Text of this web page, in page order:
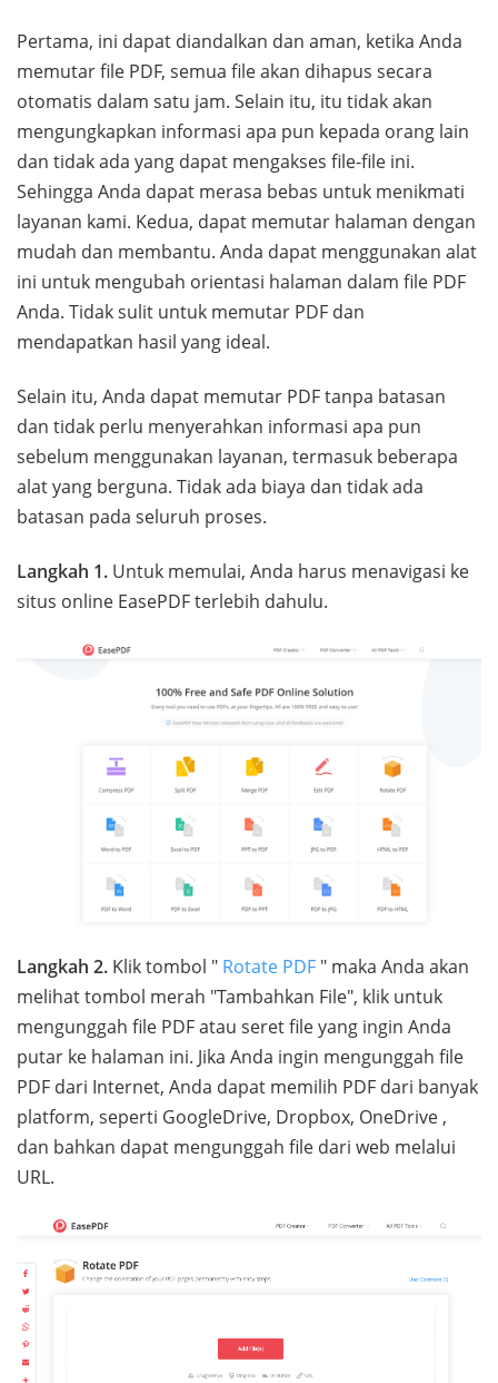
Pertama, ini dapat diandalkan dan aman, ketika Anda
memutar file PDF, semua file akan dihapus secara
otomatis dalam satu jam. Selain itu, itu tidak akan
mengungkapkan informasi apa pun kepada orang lain
dan tidak ada yang dapat mengakses file-file ini.
Sehingga Anda dapat merasa bebas untuk menikmati
layanan kami. Kedua, dapat memutar halaman dengan
mudah dan membantu. Anda dapat menggunakan alat
ini untuk mengubah orientasi halaman dalam file PDF
Anda. Tidak sulit untuk memutar PDF dan
mendapatkan hasil yang ideal.
Selain itu, Anda dapat memutar PDF tanpa batasan
dan tidak perlu menyerahkan informasi apa pun
sebelum menggunakan layanan, termasuk beberapa
alat yang berguna. Tidak ada biaya dan tidak ada
batasan pada seluruh proses.
Langkah 1. Untuk memulai, Anda harus menavigasi ke
situs online EasePDF terlebih dahulu.
Langkah 2. Klik tombol " Rotate PDF " maka Anda akan
melihat tombol merah "Tambahkan File", klik untuk
mengunggah file PDF atau seret file yang ingin Anda
putar ke halaman ini. Jika Anda ingin mengunggah file
PDF dari Internet, Anda dapat memilih PDF dari banyak
platform, seperti GoogleDrive, Dropbox, OneDrive ,
dan bahkan dapat mengunggah file dari web melalui
URL.